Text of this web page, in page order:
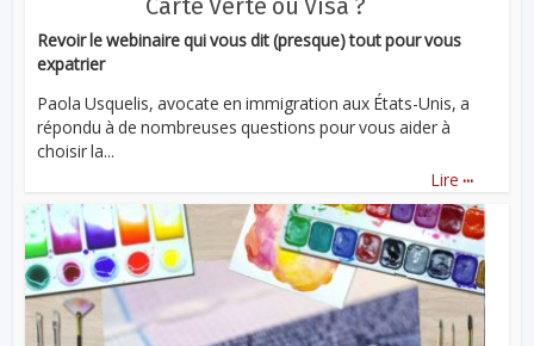
Carte Verte ou Visa ?
Revoir le webinaire qui vous dit (presque) tout pour vous
expatrier
Paola Usquelis, avocate en immigration aux États-Unis, a
répondu à de nombreuses questions pour vous aider à
choisir la...
Lire ...